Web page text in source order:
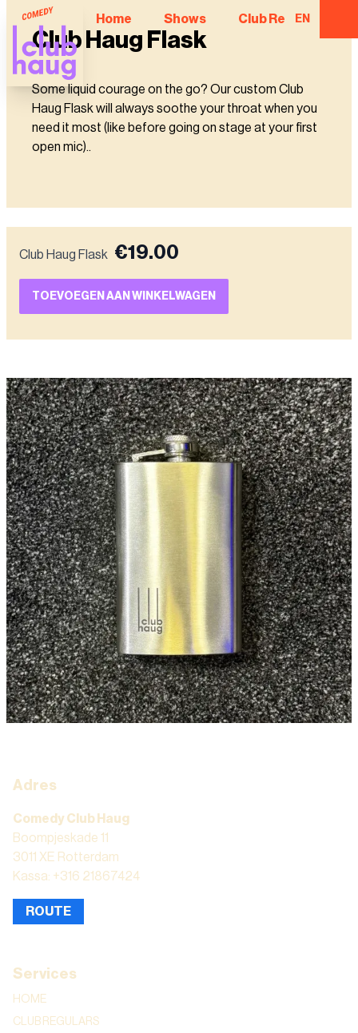
Home Shows Club Regulars
EN
Club Haug Flask
Some liquid courage on the go? Our custom Club
Haug Flask will always soothe your throat when you
need it most (like before going on stage at your first
open mic)..
Club Haug Flask €19.00
TOEVOEGEN AAN WINKELWAGEN
Adres
Comedy Club Haug
Boompjeskade 11
3011 XE Rotterdam
Kassa: +316 21867424
ROUTE
Services
HOME
CLUB REGULARS